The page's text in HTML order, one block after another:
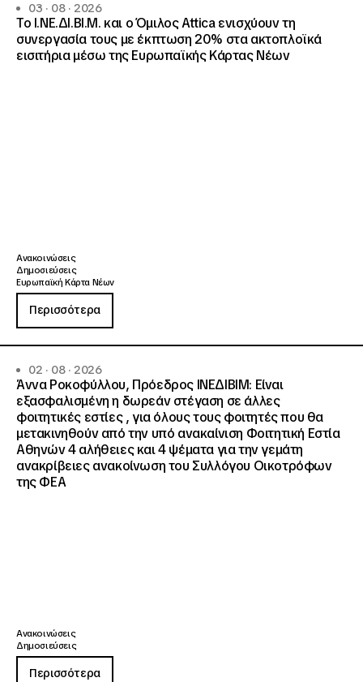
03 · 08 · 2026
Το Ι.ΝΕ.ΔΙ.ΒΙ.Μ. και o Όμιλος Attica ενισχύουν τη
συνεργασία τους με έκπτωση 20% στα ακτοπλοϊκά
εισιτήρια μέσω της Ευρωπαϊκής Κάρτας Νέων
Ανακοινώσεις
Δημοσιεύσεις
Ευρωπαϊκή Κάρτα Νέων
Περισσότερα
02 · 08 · 2026
Άννα Ροκοφύλλου, Πρόεδρος ΙΝΕΔΙΒΙΜ: Είναι
εξασφαλισμένη η δωρεάν στέγαση σε άλλες
φοιτητικές εστίες , για όλους τους φοιτητές που θα
μετακινηθούν από την υπό ανακαίνιση Φοιτητική Εστία
Αθηνών 4 αλήθειες και 4 ψέματα για την γεμάτη
ανακρίβειες ανακοίνωση του Συλλόγου Οικοτρόφων
της ΦΕΑ
Ανακοινώσεις
Δημοσιεύσεις
Περισσότερα